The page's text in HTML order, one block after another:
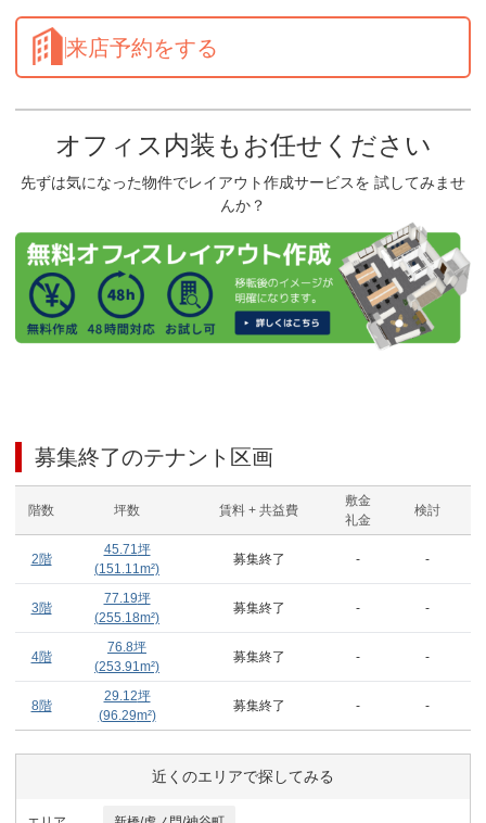
来店予約をする
オフィス内装もお任せください
先ずは気になった物件でレイアウト作成サービスを 試してみませ
んか？
募集終了のテナント区画
階数 坪数 賃料 + 共益費
敷金
礼金
検討
2階
45.71坪
(151.11m²)
募集終了 - -
3階
77.19坪
(255.18m²)
募集終了 - -
4階
76.8坪
(253.91m²)
募集終了 - -
8階
29.12坪
(96.29m²)
募集終了 - -
近くのエリアで探してみる